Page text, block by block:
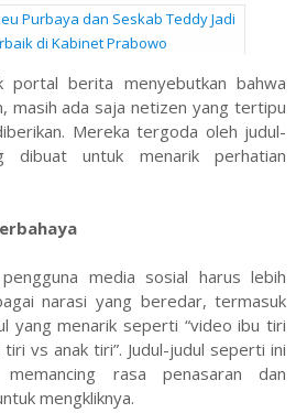
Purbaya dan Seskab Teddy Jadi
di Kabinet Prabowo
portal berita menyebutkan bahwa
masih ada saja netizen yang tertipu
Mereka tergoda oleh judul-
dibuat untuk menarik perhatian
media sosial harus lebih
narasi yang beredar, termasuk
yang menarik seperti “video ibu tiri
vs anak tiri”. Judul-judul seperti ini
rasa penasaran dan
mengkliknya.